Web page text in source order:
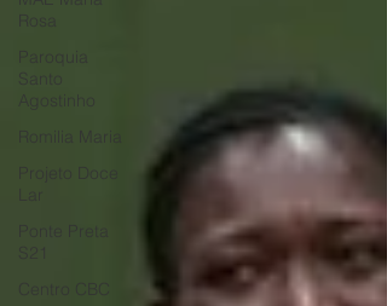
Rosa
Paroquia
Santo
Agostinho
Romilia Maria
Projeto Doce
Ponte Preta
Centro CBC